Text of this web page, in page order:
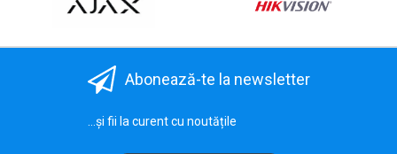
Abonează-te la newsletter
...și fii la curent cu noutățile